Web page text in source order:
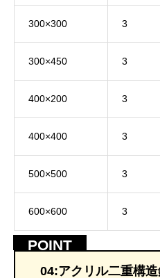
300×300 3
300×450 3
400×200 3
400×400 3
500×500 3
600×600 3
04:アクリル二重構